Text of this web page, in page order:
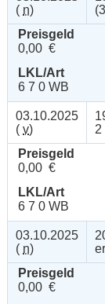
( n)
Preisgeld
0,00 €
LKL/Art
6 7 0 WB
03.10.2025
( v)
2
Preisgeld
0,00 €
LKL/Art
6 7 0 WB
03.10.2025
( n)
Preisgeld
0,00 €